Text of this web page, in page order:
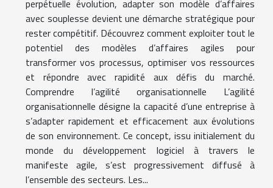
perpétuelle évolution, adapter son modèle d’affaires
avec souplesse devient une démarche stratégique pour
rester compétitif. Découvrez comment exploiter tout le
potentiel des modèles d’affaires agiles pour
transformer vos processus, optimiser vos ressources
et répondre avec rapidité aux défis du marché.
Comprendre l’agilité organisationnelle L’agilité
organisationnelle désigne la capacité d’une entreprise à
s’adapter rapidement et efficacement aux évolutions
de son environnement. Ce concept, issu initialement du
monde du développement logiciel à travers le
manifeste agile, s’est progressivement diffusé à
l’ensemble des secteurs. Les...